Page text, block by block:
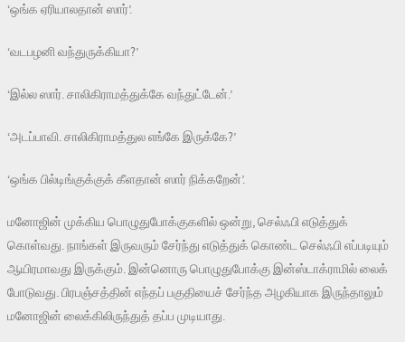
‘ஒங்க ஏரியாலதான் ஸார்’.
‘வடபழனி வந்துருக்கியா?’
‘இல்ல ஸார். சாலிகிராமத்துக்கே வந்துட்டேன்.’
‘அடப்பாவி. சாலிகிராமத்துல எங்கே இருக்கே?’
‘ஒங்க பில்டிங்குக்குக் கீளதான் ஸார் நிக்கறேன்’.
மனோஜின் முக்கிய பொழுதுபோக்குகளில் ஒன்று, செல்ஃபி எடுத்துக்
கொள்வது. நாங்கள் இருவரும் சேர்ந்து எடுத்துக் கொண்ட செல்ஃபி எப்படியும்
ஆயிரமாவது இருக்கும். இன்னொரு பொழுதுபோக்கு இன்ஸ்டாக்ராமில் லைக்
போடுவது. பிரபஞ்சத்தின் எந்தப் பகுதியைச் சேர்ந்த அழகியாக இருந்தாலும்
மனோஜின் லைக்கிலிருந்துத் தப்ப முடியாது.